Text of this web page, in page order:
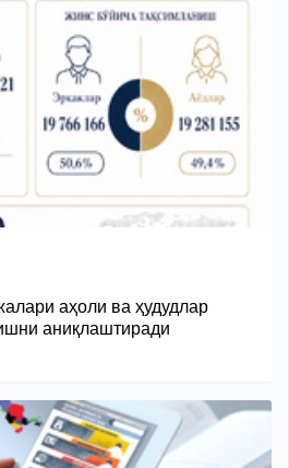
аҳоли ва ҳудудлар
аниқлаштиради